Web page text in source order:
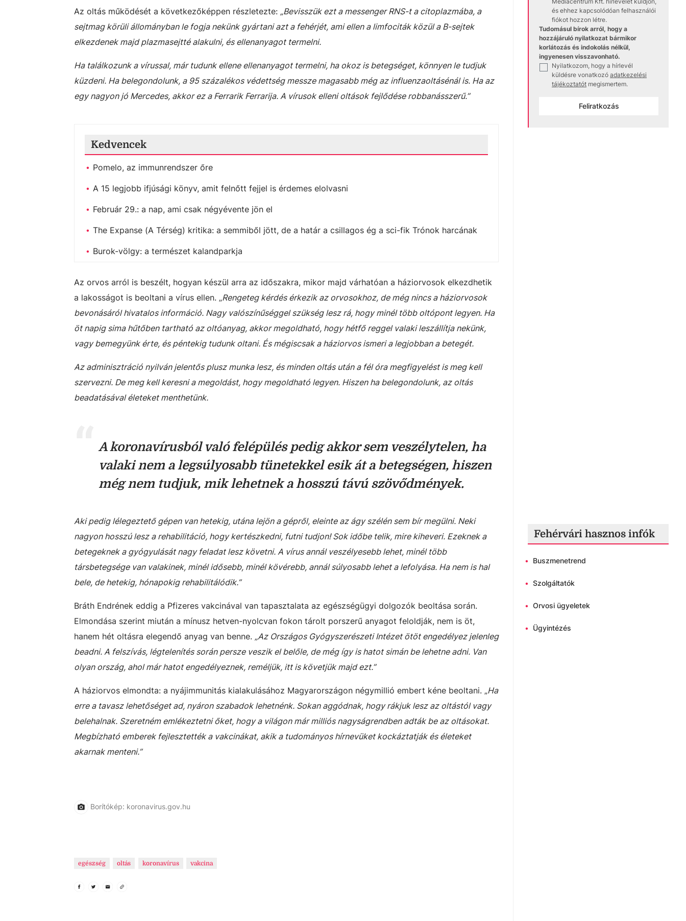
Az oltás működését a következőképpen részletezte: „Bevisszük ezt a messenger RNS-t a citoplazmába, a
sejtmag körüli állományban le fogja nekünk gyártani azt a fehérjét, ami ellen a limfociták közül a B-sejtek
elkezdenek majd plazmasejtté alakulni, és ellenanyagot termelni.
Ha találkozunk a vírussal, már tudunk ellene ellenanyagot termelni, ha okoz is betegséget, könnyen le tudjuk
küzdeni. Ha belegondolunk, a 95 százalékos védettség messze magasabb még az influenzaoltásénál is. Ha az
egy nagyon jó Mercedes, akkor ez a Ferrarik Ferrarija. A vírusok elleni oltások fejlődése robbanásszerű.”
Kedvencek
Pomelo, az immunrendszer őre
A 15 legjobb ifjúsági könyv, amit felnőtt fejjel is érdemes elolvasni
Február 29.: a nap, ami csak négyévente jön el
The Expanse (A Térség) kritika: a semmiből jött, de a határ a csillagos ég a sci-fik Trónok harcának
Burok-völgy: a természet kalandparkja
Az orvos arról is beszélt, hogyan készül arra az időszakra, mikor majd várhatóan a háziorvosok elkezdhetik
a lakosságot is beoltani a vírus ellen. „Rengeteg kérdés érkezik az orvosokhoz, de még nincs a háziorvosok
bevonásáról hivatalos információ. Nagy valószínűséggel szükség lesz rá, hogy minél több oltópont legyen. Ha
öt napig sima hűtőben tartható az oltóanyag, akkor megoldható, hogy hétfő reggel valaki leszállítja nekünk,
vagy bemegyünk érte, és péntekig tudunk oltani. És mégiscsak a háziorvos ismeri a legjobban a betegét.
Az adminisztráció nyilván jelentős plusz munka lesz, és minden oltás után a fél óra megfigyelést is meg kell
szervezni. De meg kell keresni a megoldást, hogy megoldható legyen. Hiszen ha belegondolunk, az oltás
beadatásával életeket menthetünk.
A koronavírusból való felépülés pedig akkor sem veszélytelen, ha
valaki nem a legsúlyosabb tünetekkel esik át a betegségen, hiszen
még nem tudjuk, mik lehetnek a hosszú távú szövődmények.
Aki pedig lélegeztető gépen van hetekig, utána lejön a gépről, eleinte az ágy szélén sem bír megülni. Neki
nagyon hosszú lesz a rehabilitáció, hogy kertészkedni, futni tudjon! Sok időbe telik, mire kiheveri. Ezeknek a
betegeknek a gyógyulását nagy feladat lesz követni. A vírus annál veszélyesebb lehet, minél több
társbetegsége van valakinek, minél idősebb, minél kövérebb, annál súlyosabb lehet a lefolyása. Ha nem is hal
bele, de hetekig, hónapokig rehabilitálódik.”
Bráth Endrének eddig a Pfizeres vakcinával van tapasztalata az egészségügyi dolgozók beoltása során.
Elmondása szerint miután a mínusz hetven-nyolcvan fokon tárolt porszerű anyagot feloldják, nem is öt,
hanem hét oltásra elegendő anyag van benne. „Az Országos Gyógyszerészeti Intézet ötöt engedélyez jelenleg
beadni. A felszívás, légtelenítés során persze veszik el belőle, de még így is hatot simán be lehetne adni. Van
olyan ország, ahol már hatot engedélyeznek, reméljük, itt is követjük majd ezt.”
A háziorvos elmondta: a nyájimmunitás kialakulásához Magyarországon négymillió embert kéne beoltani. „Ha
erre a tavasz lehetőséget ad, nyáron szabadok lehetnénk. Sokan aggódnak, hogy rákjuk lesz az oltástól vagy
belehalnak. Szeretném emlékeztetni őket, hogy a világon már milliós nagyságrendben adták be az oltásokat.
Megbízható emberek fejlesztették a vakcinákat, akik a tudományos hírnevüket kockáztatják és életeket
akarnak menteni.”
Borítókép: koronavirus.gov.hu
egészség oltás koronavírus vakcina
és ehhez kapcsolódóan felhasználói
fiókot hozzon létre.
Tudomásul bírok arról, hogy a
hozzájáruló nyilatkozat bármikor
korlátozás és indokolás nélkül,
ingyenesen visszavonható.
✓
Nyilatkozom, hogy a hírlevél
küldésre vonatkozó adatkezelési
tájékoztatót megismertem.
Feliratkozás
Fehérvári hasznos infók
• Buszmenetrend
• Szolgáltatók
• Orvosi ügyeletek
• Ügyintézés